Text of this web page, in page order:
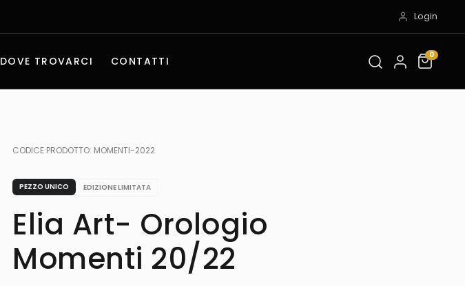
Login
DOVE TROVARCI CONTATTI 0
CODICE PRODOTTO: MOMENTI-2022
PEZZO UNICO EDIZIONE LIMITATA
Elia Art- Orologio
Momenti 20/22